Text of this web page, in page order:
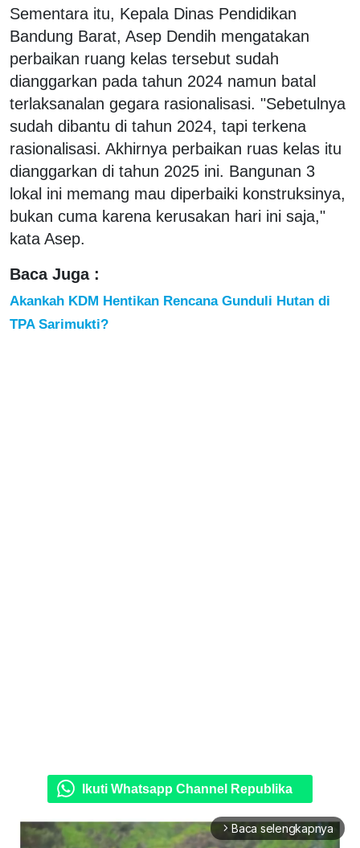
Sementara itu, Kepala Dinas Pendidikan
Bandung Barat, Asep Dendih mengatakan
perbaikan ruang kelas tersebut sudah
dianggarkan pada tahun 2024 namun batal
terlaksanalan gegara rasionalisasi. "Sebetulnya
sudah dibantu di tahun 2024, tapi terkena
rasionalisasi. Akhirnya perbaikan ruas kelas itu
dianggarkan di tahun 2025 ini. Bangunan 3
lokal ini memang mau diperbaiki konstruksinya,
bukan cuma karena kerusakan hari ini saja,"
kata Asep.
Baca Juga :
Akankah KDM Hentikan Rencana Gunduli Hutan di
TPA Sarimukti?
Ikuti Whatsapp Channel Republika
arrow_forward_ios Baca selengkapnya